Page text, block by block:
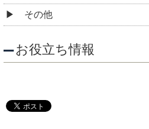
その他
お役立ち情報